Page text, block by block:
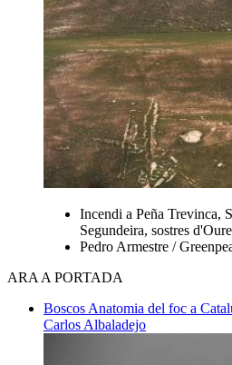
Incendi a Peña Trevinca,
Segundeira, sostres
Pedro Armestre /
ARA A PORTADA
Boscos Anatomia del foc a
Carlos Albaladejo